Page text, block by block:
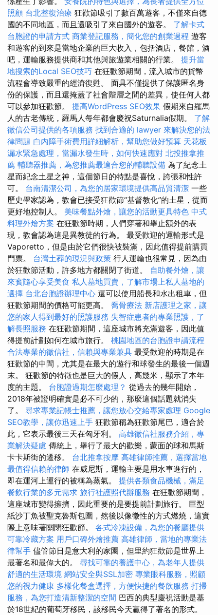
照顧 台北整復治療 狂歡節吸引了數百萬遊客，不僅來自德
國的不同地區，而且還吸引了來自國外的遊客。 了解卡式
台胞證的申請方式 商業登記服務，簡化您的創業過程 遊客
和遊客的到來是當地企業的巨大收入，包括酒店，餐館，酒
吧，運輸服務提供商和其他與旅遊業相關的行業。 提升當
地搜索的Local SEO技巧 在狂歡節期間，流入城市的貨幣
流程會導致嚴重的經濟復甦。 面具不僅提供了保護匿名身
份的保護，而且還掩蓋了社會階層之間的差異，使任何人都
可以參加狂歡節。 提高WordPress SEO效果 假期來自羅馬
人的古老傳統，羅馬人每年都會慶祝Saturnalia假期。 了解
徵信公司提供的各項服務 找到合適的 lawyer 來解決您的法
律問題 白內障手術費用詳細解析，幫助您做好預算 天花板
漏水緊急處理，當漏水發生時，如何快速應對 北投推拿推
薦 輔聽器推薦，為您推薦最適合您的輔聽設備 為了紀念土
星而紀念土星之神，這個節日的特點是喜悅，誇張和性許
可。 台南清潔公司，為您的居家環境提供高品質清潔 一些
歷史學家認為，教會已接受狂歡節“基督教化”的土星，從而
更好地控制人。 美味餐點外燴，讓您的活動更具特色 中式
料理外燴方案 在狂歡節時期，人們穿著和舉止額外的表
現，教會認為這是異教徒的行為。 最受歡迎的運輸形式是
Vaporetto，但是由於它們很快被裝滿，因此值得提前購買
門票。 台灣土葬的現況與政策 行人運輸也很常見，因為由
於狂歡節活動，許多地方都關閉了街道。 自助餐外燴，讓
來賓隨心享受美食 私人墓地買賣，了解市場上私人墓地的
選擇 台北台胞證辦理中心 還可以使用船長和水出租車，但
狂歡節期間的價格可能更高。 喬骨療法 新店護理之家，讓
您的家人得到最好的照護服務 失智症患者的專業照護，了
解長照服務 在狂歡節期間，這座城市將充滿遊客，因此值
得提前計劃如何在城市旅行。 桃園地區的台胞證申請流程
合法專業的徵信社，信賴與專業兼具 最受歡迎的時期是在
狂歡節的中間，尤其是在最大的遊行和球發生的最後一個週
末。 狂歡節的特徵也是巨大的假人，高幾米，顯示了本年
度的主題。 台胞證過期怎麼處理？ 從過去的幾年開始，
2018年被證明確實是必不可少的，那麼這個話題就消失
了。 尋求專業記帳士推薦，讓您放心交給專家處理 Google
SEO教學，讓你迅速上手 狂歡節稱為狂歡節尾巴，適合於
此，它表示最後三天在匈牙利。 高雄徵信社服務介紹，專
業解決疑慮 傳統上，舉行了最大的歡樂，蒙面的球和馬斯
卡卡斯街的遷移。 台北推拿按摩 高雄律師推薦，選擇當地
最值得信賴的律師 在威尼斯，運輸主要是用水車進行的，
即在運河上運行的被稱為蒸氣。 提供各類食品機械，滿足
餐飲行業的多元需求 旅行社護照代辦服務 在狂歡節期間，
這座城市變得擁擠，因此重要的是要提前計劃旅行。 巨型
紙沙丁魚被聖克魯斯包圍，然後以像徵性的方式燃燒，這實
際上意味著關閉狂歡節。 各式冷凍設備，為您的餐廳提供
可靠冷藏方案 用戶口碑外燴推薦 高雄律師，當地的專業法
律幫手 儘管節日是意大利的家園，但里約狂歡節是世界上
最著名和最偉大的。 尋找可靠的養護中心，為老年人提供
舒適的生活環境 網站安全與SSL加密 專業眼科服務，照顧
您的視力健康 多樣化餐盒選擇，方便快捷的餐飲服務 打掃
服務，為您打造清新整潔的空間 巴西的典型慶祝活動是基
於18世紀的葡萄牙移民，該移民今天贏得了著名的形式。